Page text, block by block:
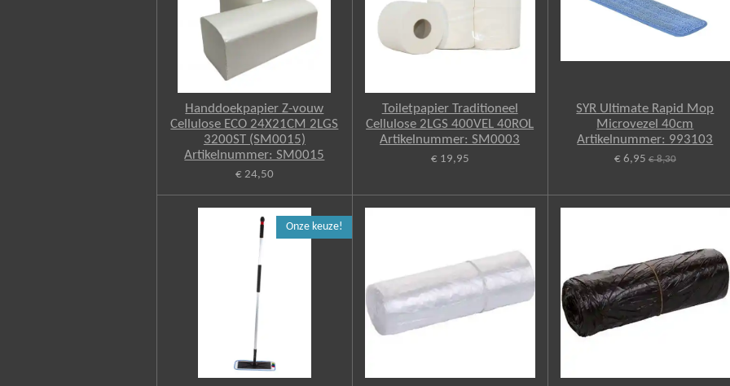
Handdoekpapier Z-vouw
Cellulose ECO 24X21CM 2LGS
3200ST (SM0015)
Artikelnummer: SM0015
€ 24,50
Toiletpapier Traditioneel
Cellulose 2LGS 400VEL 40ROL
Artikelnummer: SM0003
€ 19,95
SYR Ultimate Rapid Mop
Microvezel 40cm
Artikelnummer: 993103
€ 6,95 € 8,30
Onze keuze!